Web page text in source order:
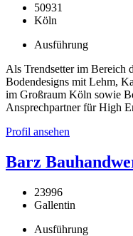
50931
Köln
Ausführung
Als Trendsetter im Bereich
Bodendesigns mit Lehm,
im Großraum Köln sowie
Ansprechpartner für High
Profil ansehen
Barz
23996
Gallentin
Ausführung